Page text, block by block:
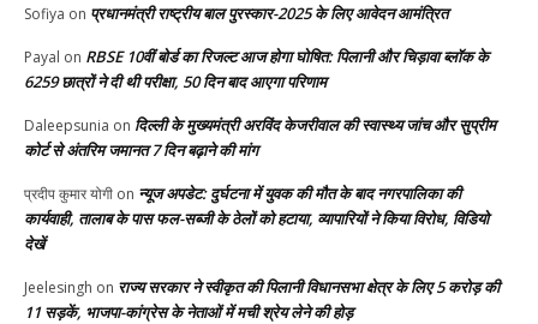
Sofiya on प्रधानमंत्री राष्ट्रीय बाल पुरस्कार-2025 के लिए आवेदन आमंत्रित
Payal on RBSE 10वीं बोर्ड का रिजल्ट आज होगा घोषित: पिलानी और चिड़ावा ब्लॉक के
6259 छात्रों ने दी थी परीक्षा, 50 दिन बाद आएगा परिणाम
Daleepsunia on दिल्ली के मुख्यमंत्री अरविंद केजरीवाल की स्वास्थ्य जांच और सुप्रीम
कोर्ट से अंतरिम जमानत 7 दिन बढ़ाने की मांग
प्रदीप कुमार योगी on न्यूज अपडेट: दुर्घटना में युवक की मौत के बाद नगरपालिका की
कार्यवाही, तालाब के पास फल-सब्जी के ठेलों को हटाया, व्यापारियों ने किया विरोध, विडियो
देखें
Jeelesingh on राज्य सरकार ने स्वीकृत की पिलानी विधानसभा क्षेत्र के लिए 5 करोड़ की
11 सड़कें, भाजपा-कांग्रेस के नेताओं में मची श्रेय लेने की होड़